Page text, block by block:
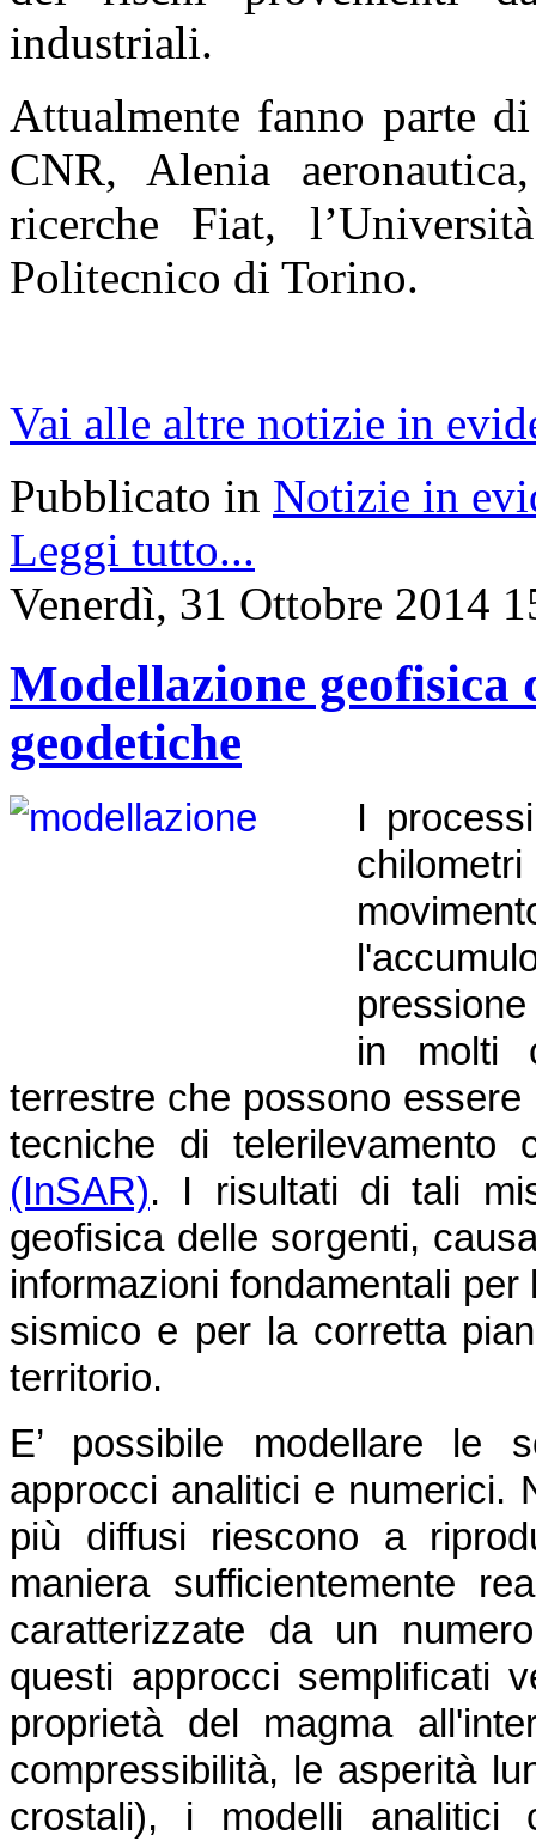
industriali.
Attualmente fanno parte
CNR, Alenia
ricerche Fiat,
Politecnico di Torino.
Vai alle altre notizie in
Pubblicato in Notizie in
Leggi tutto...
Venerdì, 31 Ottobre 2014
Modellazione
geodetiche
I
in molti
terrestre che possono
tecniche di telerilevamento
(InSAR). I risultati di tali
geofisica delle sorgenti,
informazioni fondamentali
sismico e per la corretta
territorio.
E’ possibile modellare le
approcci analitici e numerici.
più diffusi riescono a
maniera sufficientemente
caratterizzate da un
questi approcci semplificati
proprietà del magma
compressibilità, le asperità
crostali), i modelli analitici